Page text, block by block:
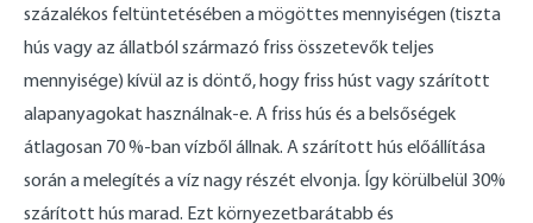
százalékos feltüntetésében a mögöttes mennyiségen (tiszta
hús vagy az állatból származó friss összetevők teljes
mennyisége) kívül az is döntő, hogy friss húst vagy szárított
alapanyagokat használnak-e. A friss hús és a belsőségek
átlagosan 70 %-ban vízből állnak. A szárított hús előállítása
során a melegítés a víz nagy részét elvonja. Így körülbelül 30%
szárított hús marad. Ezt környezetbarátabb és